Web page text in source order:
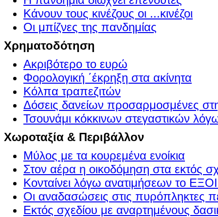
Κάνουν τους κινέζους οι ...κινέζοι
Οι μπίζνες της πανδημίας
Χρηματοδότηση
Ακριβότερο το ευρώ
Φορολογική ΄έκρηξη στα ακίνητα
Κόλπα τραπεζιτών
Δόσεις δανείων προσαρμοσμένες
Τσουνάμι κόκκινων στεγαστικών
Χωροταξία & Περιβάλλον
Μύλος με τα κουρεμένα ενοίκια
Στον αέρα η οικοδόμηση στα εκτός
Κονταίνει λόγω ανατιμήσεων το
Οι αναδασώσεις στις πυρόπληκτες
Εκτός σχεδίου με αναρτημένους